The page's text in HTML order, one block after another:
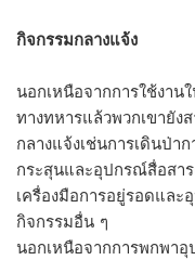
กิจกรรมกลางแจ้ง
นอกเหนือจากการใช้งา
ทางทหารแล้วพวกเขายัง
กลางแจ้งเช่นการเดินป่า
กระสุนและอุปกรณ์สื่อสา
เครื่องมือการอยู่รอดแล
กิจกรรมอื่น ๆ
นอกเหนือจากการพกพา